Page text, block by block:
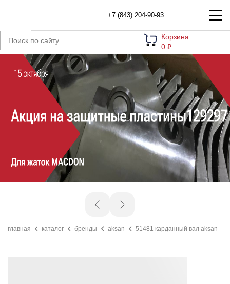
+7 (843) 204-90-93
Корзина
0 ₽
главная каталог бренды aksan 51481 карданный вал aksan